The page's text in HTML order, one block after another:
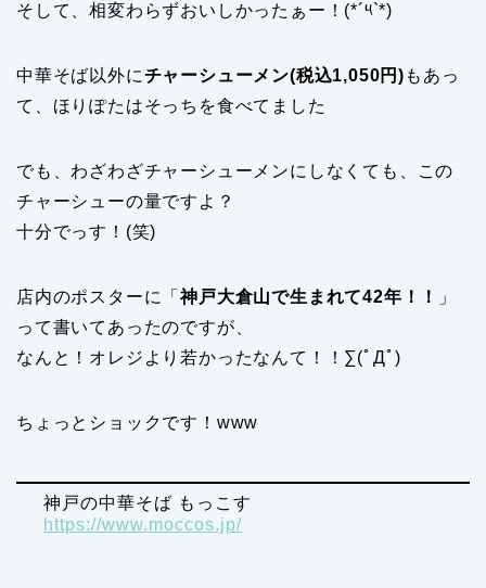
そして、相変わらずおいしかったぁー！(*´༥`*)
中華そば以外にチャーシューメン(税込1,050円) もあっ
て、ほりぽたはそっちを食べてました
でも、わざわざチャーシューメンにしなくても、この
チャーシューの量ですよ？
十分でっす！(笑)
店内のポスターに「神戸大倉山で生まれて42年！！
」
って書いてあったのですが、
なんと！オレジより若かったなんて！！∑(ﾟДﾟ)
ちょっとショックです！www
神戸の中華そば もっこす
https://www.moccos.jp/